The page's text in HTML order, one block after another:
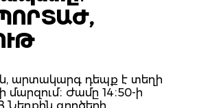
ին, արտակարգ դեպք է տեղի
մարզում։ Ժամը 14։50-ի